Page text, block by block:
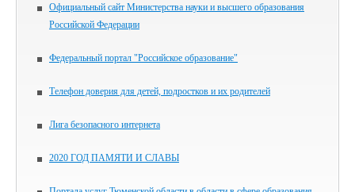
Официальный сайт Министерства науки и высшего образования
Российской Федерации
Федеральный портал "Российское образование"
Телефон доверия для детей, подростков и их родителей
Лига безопасного интернета
2020 ГОД ПАМЯТИ И СЛАВЫ